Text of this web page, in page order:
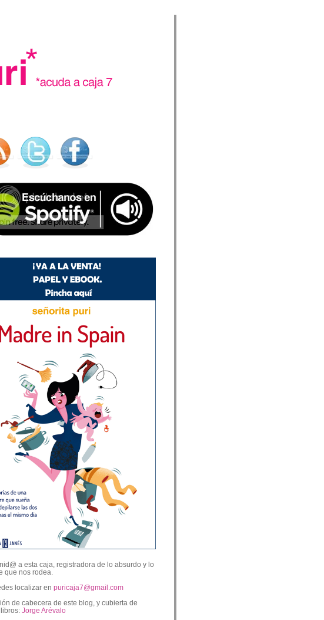
a esta caja, registradora de lo absurdo y lo
que nos rodea.
localizar en puricaja7@gmail.com
de cabecera de este blog, y cubierta de
Jorge Arévalo